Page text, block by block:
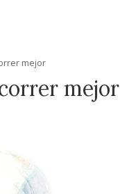
mejor
mejor